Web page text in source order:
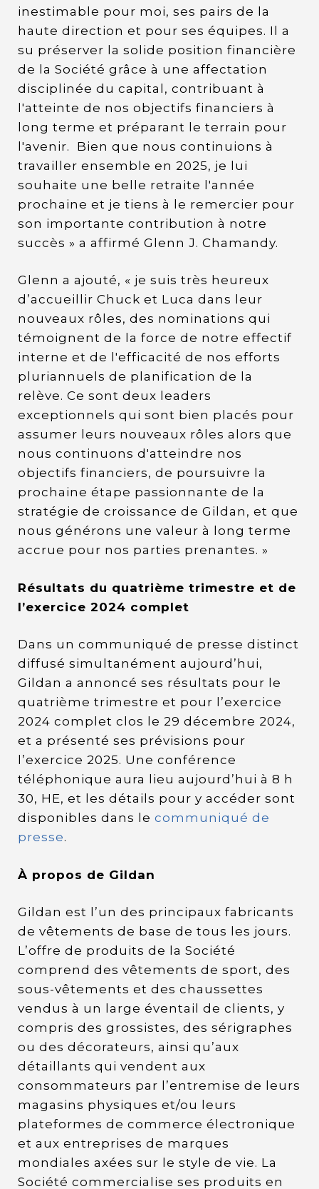
inestimable pour moi, ses pairs de la
haute direction et pour ses équipes. Il a
su préserver la solide position financière
de la Société grâce à une affectation
disciplinée du capital, contribuant à
l'atteinte de nos objectifs financiers à
long terme et préparant le terrain pour
l'avenir. Bien que nous continuions à
travailler ensemble en 2025, je lui
souhaite une belle retraite l'année
prochaine et je tiens à le remercier pour
son importante contribution à notre
succès » a affirmé Glenn J. Chamandy.
Glenn a ajouté, « je suis très heureux
d’accueillir Chuck et Luca dans leur
nouveaux rôles, des nominations qui
témoignent de la force de notre effectif
interne et de l'efficacité de nos efforts
pluriannuels de planification de la
relève. Ce sont deux leaders
exceptionnels qui sont bien placés pour
assumer leurs nouveaux rôles alors que
nous continuons d'atteindre nos
objectifs financiers, de poursuivre la
prochaine étape passionnante de la
stratégie de croissance de Gildan, et que
nous générons une valeur à long terme
accrue pour nos parties prenantes. »
Résultats du quatrième trimestre et de
l’exercice 2024 complet
Dans un communiqué de presse distinct
diffusé simultanément aujourd’hui,
Gildan a annoncé ses résultats pour le
quatrième trimestre et pour l’exercice
2024 complet clos le 29 décembre 2024,
et a présenté ses prévisions pour
l’exercice 2025. Une conférence
téléphonique aura lieu aujourd’hui à 8 h
30, HE, et les détails pour y accéder sont
disponibles dans le communiqué de
presse.
À propos de Gildan
Gildan est l’un des principaux fabricants
de vêtements de base de tous les jours.
L’offre de produits de la Société
comprend des vêtements de sport, des
sous-vêtements et des chaussettes
vendus à un large éventail de clients, y
compris des grossistes, des sérigraphes
ou des décorateurs, ainsi qu’aux
détaillants qui vendent aux
consommateurs par l’entremise de leurs
magasins physiques et/ou leurs
plateformes de commerce électronique
et aux entreprises de marques
mondiales axées sur le style de vie. La
Société commercialise ses produits en